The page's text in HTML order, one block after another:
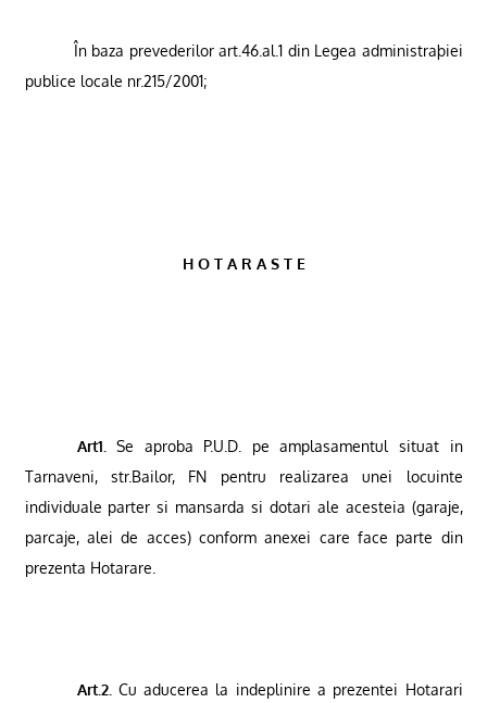
În baza prevederilor art.46.al.1 din Legea administraþiei
publice locale nr.215/2001;
H O T A R A S T E
Art1.Se aproba P.U.D. pe amplasamentul situat in
Tarnaveni, str.Bailor, FN pentru realizarea unei locuinte
individuale parter si mansarda si dotari ale acesteia (garaje,
parcaje, alei de acces) conform anexei care face parte din
prezenta Hotarare.
Art.2. Cu aducerea la indeplinire a prezentei Hotarari